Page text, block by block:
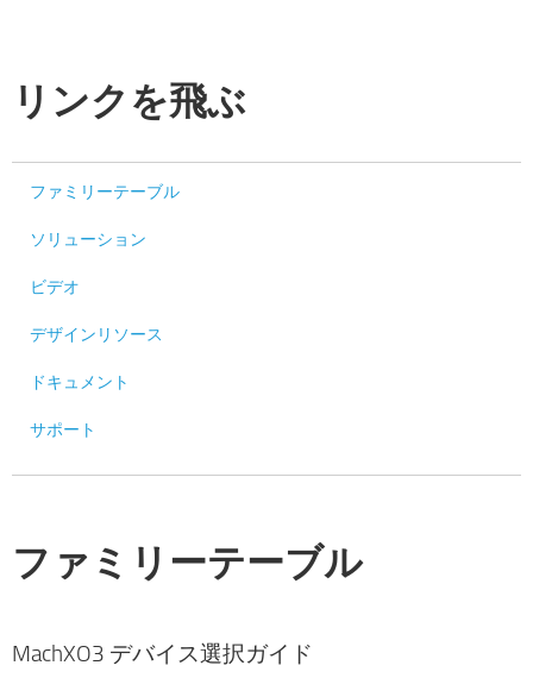
リンクを飛ぶ
ファミリーテーブル
ソリューション
ビデオ
デザインリソース
ドキュメント
サポート
ファミリーテーブル
MachXO3 デバイス選択ガイド